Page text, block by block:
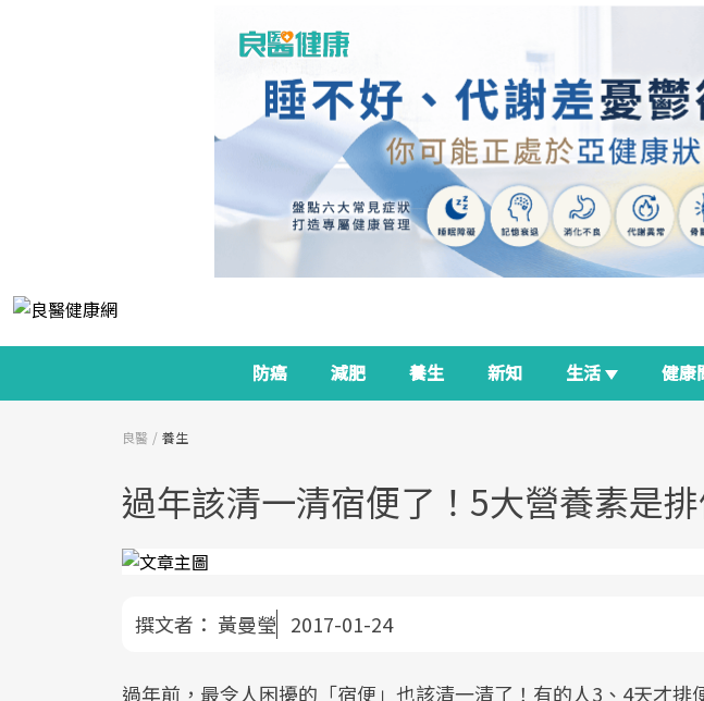
防癌 減肥 養生 新知 生活 健康
良醫 養生
過年該清一清宿便了！5大營養素是
撰文者： 黃曼瑩 2017-01-24
過年前，最令人困擾的「宿便」也該清一清了！有的人3、4天才排